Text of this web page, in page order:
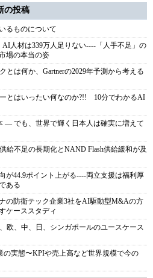
の投稿
るものについて
AI人材は339万人足りない----「人手不足」の
場の本当の姿
とは何か、Gartnerの2029年予測から考える
とはいったい何なのか?!! 10分でわかるAI
― でも、世界で輝く日本人は確実に増えて
給不足の長期化とNAND Flash供給緩和が及
が44.9ポイント上がる----両立支援は福利厚
ある
の防衛テック企業3社をAI駆動型M&Aの方
ケーススタディ
欧、中、日、シンガポールのユースケース
の実態〜KPIや売上高など世界規模で今の